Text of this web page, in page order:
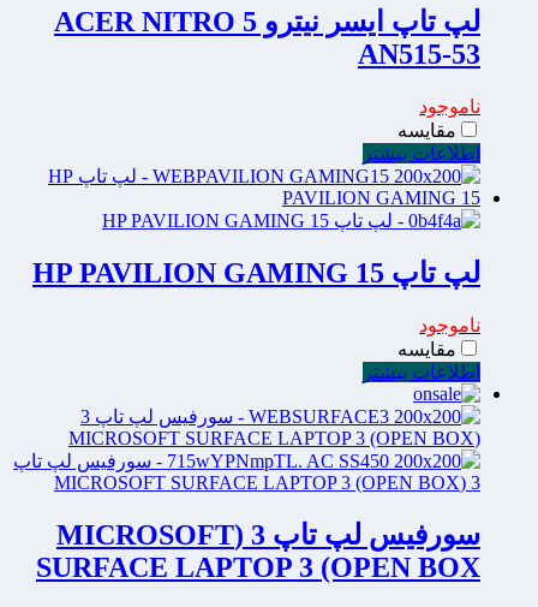
لپ تاپ ایسر نیترو ACER NITRO 5
AN515-53
ناموجود
مقایسه
اطلاعات بیشتر
لپ تاپ HP PAVILION GAMING 15
ناموجود
مقایسه
اطلاعات بیشتر
سورفیس لپ تاپ 3 (MICROSOFT
SURFACE LAPTOP 3 (OPEN BOX